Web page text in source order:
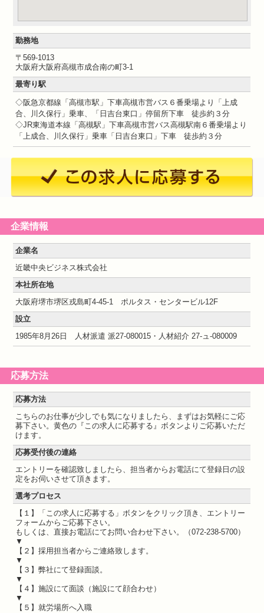
勤務地
〒569-1013
大阪府大阪府高槻市成合南の町3-1
最寄り駅
◇阪急京都線「高槻市駅」下車高槻市営バス６番乗場より「上成
合、川久保行」乗車、「日吉台東口」停留所下車 徒歩約３分
◇JR東海道本線「高槻駅」下車高槻市営バス高槻駅南６番乗場より
「上成合、川久保行」乗車「日吉台東口」下車 徒歩約３分
企業情報
企業名
近畿中央ビジネス株式会社
本社所在地
大阪府堺市堺区戎島町4-45-1 ポルタス・センタービル12F
設立
1985年8月26日 人材派遣 派27-080015・人材紹介 27-ュ-080009
応募方法
応募方法
こちらのお仕事が少しでも気になりましたら、まずはお気軽にご応
募下さい。黄色の『この求人に応募する』ボタンよりご応募いただ
けます。
応募受付後の連絡
エントリーを確認致しましたら、担当者からお電話にて登録日の設
定をお伺いさせて頂きます。
選考プロセス
【１】「この求人に応募する」ボタンをクリック頂き、エントリー
フォームからご応募下さい。
もしくは、直接お電話にてお問い合わせ下さい。（072-238-5700）
▼
【２】採用担当者からご連絡致します。
▼
【３】弊社にて登録面談。
▼
【４】施設にて面談（施設にて顔合わせ）
▼
【５】就労場所へ入職